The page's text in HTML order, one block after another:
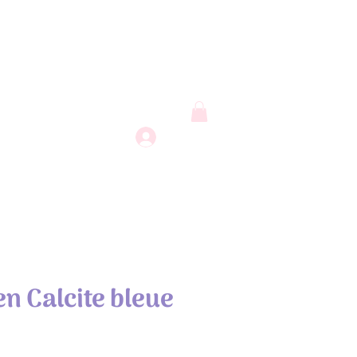
Calcite bleue